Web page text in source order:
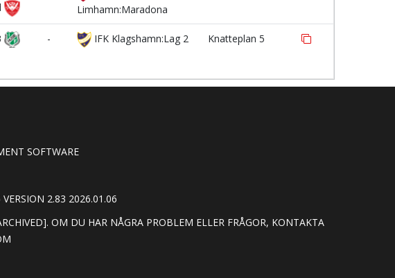
Limhamn:Maradona
- IFK Klagshamn:Lag 2 Knatteplan 5
SOFTWARE
2.83 2026.01.06
OM DU HAR NÅGRA PROBLEM ELLER FRÅGOR, KONTAKTA